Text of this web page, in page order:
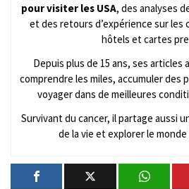
pour visiter les USA, des analyses
et des retours d’expérience sur les
hôtels et cartes
Depuis plus de 15 ans, ses articles
comprendre les miles, accumuler des
voyager dans de meilleures
Survivant du cancer, il partage aussi
de la vie et explorer le